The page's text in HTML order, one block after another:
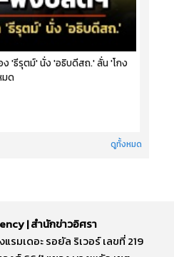
ง 'ธีรุตม์' นั่ง 'อธิบดีสถ.' ลั่น 'โกง
มด
ดูทั้งหมด
| สำนักข่าวอิศรา
แรมเดอะ รอยัล ริเวอร์ เลขที่ 219